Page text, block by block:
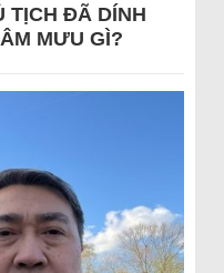
TỊCH ĐÃ DÍNH
MƯU GÌ?